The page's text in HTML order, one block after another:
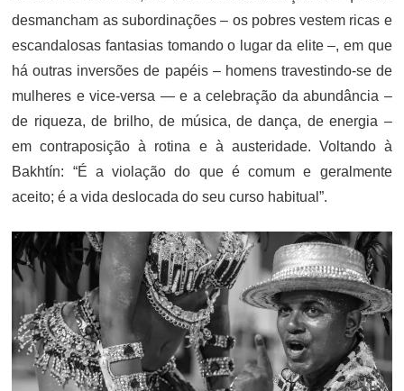
desmancham as subordinações – os pobres vestem ricas e
escandalosas fantasias tomando o lugar da elite –, em que
há outras inversões de papéis – homens travestindo-se de
mulheres e vice-versa — e a celebração da abundância –
de riqueza, de brilho, de música, de dança, de energia –
em contraposição à rotina e à austeridade. Voltando à
Bakhtín: “É a violação do que é comum e geralmente
aceito; é a vida deslocada do seu curso habitual”.